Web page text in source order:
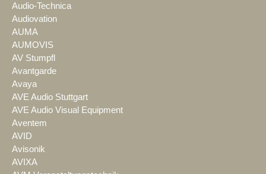
Audio-Technica
Audiovation
AUMA
AUMOVIS
AV Stumpfl
Avantgarde
Avaya
AVE Audio Stuttgart
AVE Audio Visual Equipment
Aventem
AVID
Avisonik
AVIXA